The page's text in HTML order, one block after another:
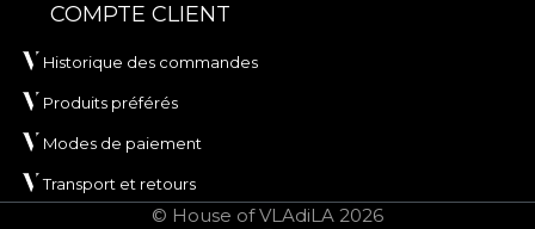
COMPTE CLIENT
Historique des commandes
Produits préférés
Modes de paiement
Transport et retours
© House of VLAdiLA 2026